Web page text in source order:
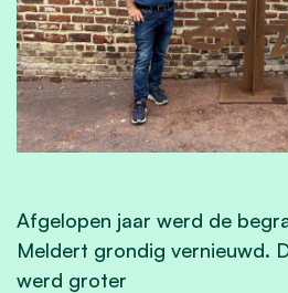
Afgelopen jaar werd de
Meldert grondig vernieuwd.
werd groter